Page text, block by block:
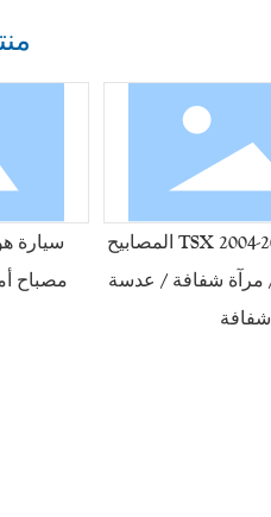
هوندا أكورا TSX 2004-2007 المصابيح
/ مرآة شفافة / عدسة
شفافة
مصباح